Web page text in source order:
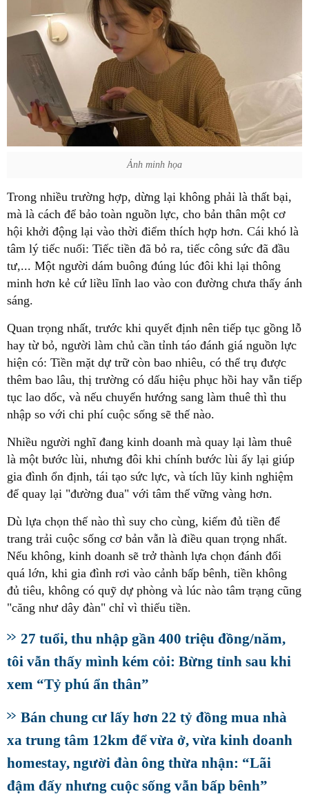
Ảnh minh họa
Trong nhiều trường hợp, dừng lại không phải là thất bại,
mà là cách để bảo toàn nguồn lực, cho bản thân một cơ
hội khởi động lại vào thời điểm thích hợp hơn. Cái khó là
tâm lý tiếc nuối: Tiếc tiền đã bỏ ra, tiếc công sức đã đầu
tư,... Một người dám buông đúng lúc đôi khi lại thông
minh hơn kẻ cứ liều lĩnh lao vào con đường chưa thấy ánh
sáng.
Quan trọng nhất, trước khi quyết định nên tiếp tục gồng lỗ
hay từ bỏ, người làm chủ cần tỉnh táo đánh giá nguồn lực
hiện có: Tiền mặt dự trữ còn bao nhiêu, có thể trụ được
thêm bao lâu, thị trường có dấu hiệu phục hồi hay vẫn tiếp
tục lao dốc, và nếu chuyển hướng sang làm thuê thì thu
nhập so với chi phí cuộc sống sẽ thế nào.
Nhiều người nghĩ đang kinh doanh mà quay lại làm thuê
là một bước lùi, nhưng đôi khi chính bước lùi ấy lại giúp
gia đình ổn định, tái tạo sức lực, và tích lũy kinh nghiệm
để quay lại "đường đua" với tâm thế vững vàng hơn.
Dù lựa chọn thế nào thì suy cho cùng, kiếm đủ tiền để
trang trải cuộc sống cơ bản vẫn là điều quan trọng nhất.
Nếu không, kinh doanh sẽ trở thành lựa chọn đánh đổi
quá lớn, khi gia đình rơi vào cảnh bấp bênh, tiền không
đủ tiêu, không có quỹ dự phòng và lúc nào tâm trạng cũng
"căng như dây đàn" chỉ vì thiếu tiền.
27 tuổi, thu nhập gần 400 triệu đồng/năm,
tôi vẫn thấy mình kém cỏi: Bừng tỉnh sau khi
xem “Tỷ phú ẩn thân”
Bán chung cư lấy hơn 22 tỷ đồng mua nhà
xa trung tâm 12km để vừa ở, vừa kinh doanh
homestay, người đàn ông thừa nhận: “Lãi
đậm đấy nhưng cuộc sống vẫn bấp bênh”